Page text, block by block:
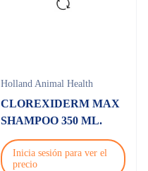
Holland Animal Health
CLOREXIDERM MAX
SHAMPOO 350 ML.
Inicia sesión para ver el
precio